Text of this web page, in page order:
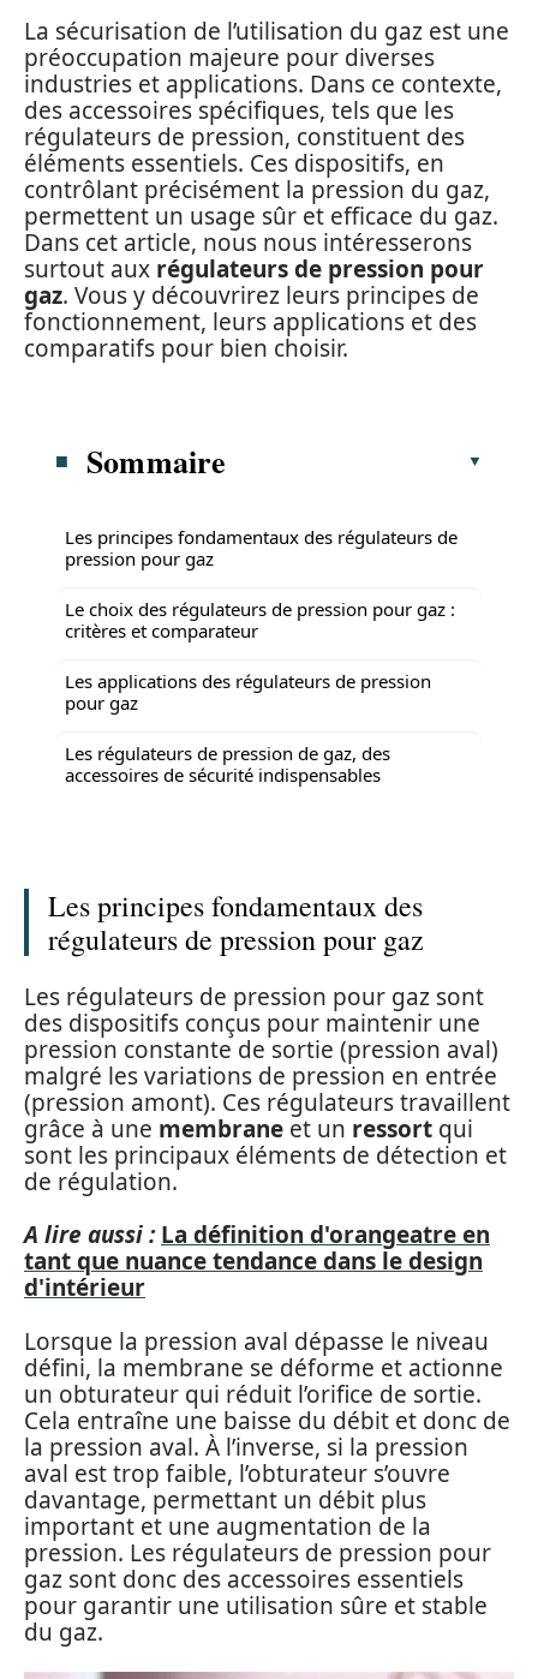
La sécurisation de l’utilisation du gaz est une
préoccupation majeure pour diverses
industries et applications. Dans ce contexte,
des accessoires spécifiques, tels que les
régulateurs de pression, constituent des
éléments essentiels. Ces dispositifs, en
contrôlant précisément la pression du gaz,
permettent un usage sûr et efficace du gaz.
Dans cet article, nous nous intéresserons
surtout aux régulateurs de pression pour
gaz. Vous y découvrirez leurs principes de
fonctionnement, leurs applications et des
comparatifs pour bien choisir.
Sommaire
Les principes fondamentaux des régulateurs de
pression pour gaz
Le choix des régulateurs de pression pour gaz :
critères et comparateur
Les applications des régulateurs de pression
pour gaz
Les régulateurs de pression de gaz, des
accessoires de sécurité indispensables
Les principes fondamentaux des
régulateurs de pression pour gaz
Les régulateurs de pression pour gaz sont
des dispositifs conçus pour maintenir une
pression constante de sortie (pression aval)
malgré les variations de pression en entrée
(pression amont). Ces régulateurs travaillent
grâce à une membrane et un ressort qui
sont les principaux éléments de détection et
de régulation.
A lire aussi : La définition d'orangeatre en
tant que nuance tendance dans le design
d'intérieur
Lorsque la pression aval dépasse le niveau
défini, la membrane se déforme et actionne
un obturateur qui réduit l’orifice de sortie.
Cela entraîne une baisse du débit et donc de
la pression aval. À l’inverse, si la pression
aval est trop faible, l’obturateur s’ouvre
davantage, permettant un débit plus
important et une augmentation de la
pression. Les régulateurs de pression pour
gaz sont donc des accessoires essentiels
pour garantir une utilisation sûre et stable
du gaz.